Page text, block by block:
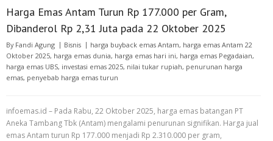
Harga Emas Antam Turun Rp 177.000 per Gram,
Dibanderol Rp 2,31 Juta pada 22 Oktober 2025
By Fandi Agung Bisnis harga buyback emas Antam, harga emas Antam 22
Oktober 2025, harga emas dunia, harga emas hari ini, harga emas Pegadaian,
harga emas UBS, investasi emas 2025, nilai tukar rupiah, penurunan harga
emas, penyebab harga emas turun
infoemas.id – Pada Rabu, 22 Oktober 2025, harga emas batangan PT
Aneka Tambang Tbk (Antam) mengalami penurunan signifikan. Harga jual
emas Antam turun Rp 177.000 menjadi Rp 2.310.000 per gram,